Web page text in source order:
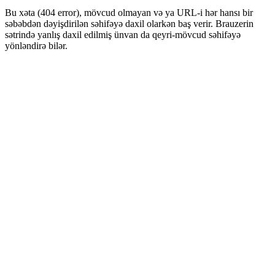
Bu xəta (404 error), mövcud olmayan və ya URL-i hər hansı bir
səbəbdən dəyişdirilən səhifəyə daxil olarkən baş verir. Brauzerin
sətrində yanlış daxil edilmiş ünvan da qeyri-mövcud səhifəyə
yönləndirə bilər.